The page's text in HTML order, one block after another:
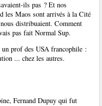
ils pas ? Et nos
les Maos sont arrivés à la Cité
distribuaient. Comment
pas fait Normal Sup.
un prof des USA francophile :
... chez les autres.
Fernand Dupuy qui fut